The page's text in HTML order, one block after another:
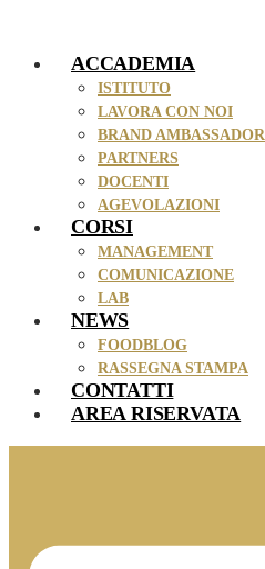
contenutoACCADEMIA
ISTITUTO
LAVORA CON NOI
BRAND AMBASSADOR
PARTNERS
DOCENTI
AGEVOLAZIONI
CORSI
MANAGEMENT
COMUNICAZIONE
LAB
NEWS
FOODBLOG
RASSEGNA STAMPA
CONTATTI
AREA RISERVATA